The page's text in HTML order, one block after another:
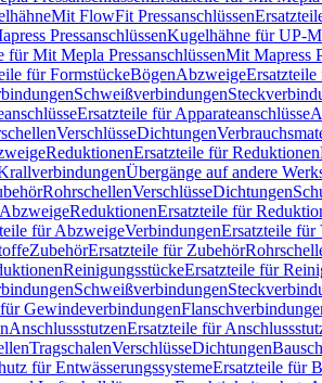
Mit FlowFit Pressanschlüssen
PressanschlüssenKugelhähne für UP-
für Mit Mepla PressanschlüssenMit Mapress
für FormstückeBögenAbzweige
Schweißverbindungen
Ersatzteile für Apparateanschlüsse
VerschlüsseDichtungen
ReduktionenErsatzteile für Reduktionen
Übergänge auf andere
RohrschellenVerschlüsseDichtungen
ReduktionenErsatzteile für
für AbzweigeVerbindungenErsatzteile für
ZubehörErsatzteile für Zubehör
ReinigungsstückeErsatzteile für
Schweißverbindungen
Gewindeverbindungen
AnschlussstutzenErsatzteile für
TragschalenVerschlüsseDichtungen
für EntwässerungssystemeErsatzteile für